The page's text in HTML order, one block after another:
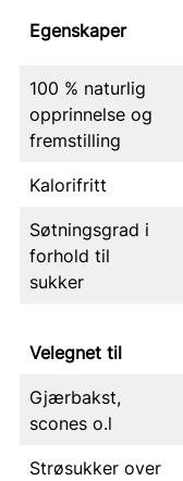
Egenskaper
100 % naturlig
opprinnelse og
fremstilling
Kalorifritt
Søtningsgrad i
forhold til
sukker
Velegnet til
Gjærbakst,
scones o.l
Strøsukker over